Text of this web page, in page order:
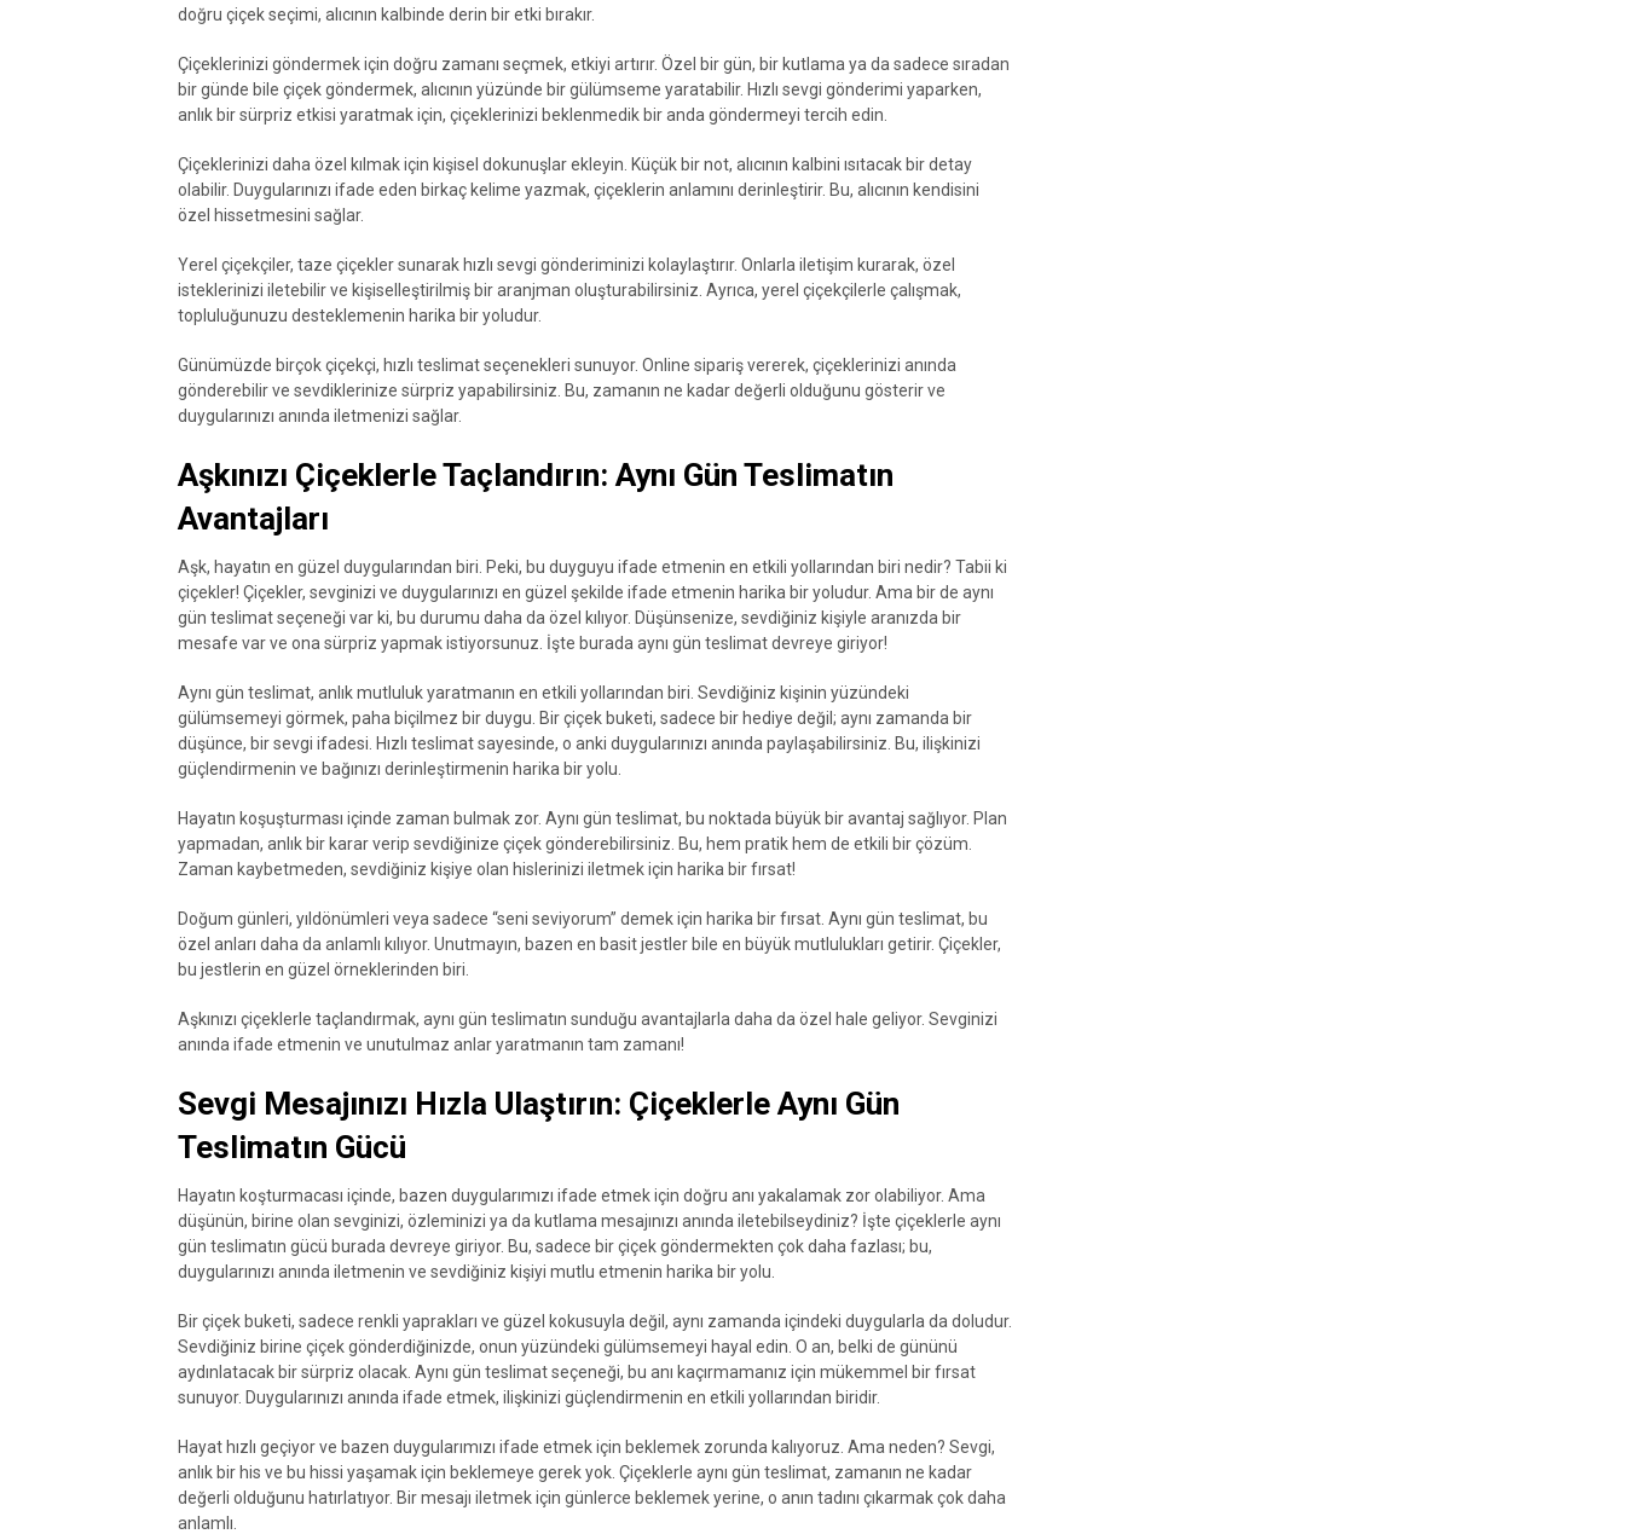
doğru çiçek seçimi, alıcının kalbinde derin bir etki bırakır.
Çiçeklerinizi göndermek için doğru zamanı seçmek, etkiyi artırır. Özel bir gün, bir kutlama ya da sadece sıradan
bir günde bile çiçek göndermek, alıcının yüzünde bir gülümseme yaratabilir. Hızlı sevgi gönderimi yaparken,
anlık bir sürpriz etkisi yaratmak için, çiçeklerinizi beklenmedik bir anda göndermeyi tercih edin.
Çiçeklerinizi daha özel kılmak için kişisel dokunuşlar ekleyin. Küçük bir not, alıcının kalbini ısıtacak bir detay
olabilir. Duygularınızı ifade eden birkaç kelime yazmak, çiçeklerin anlamını derinleştirir. Bu, alıcının kendisini
özel hissetmesini sağlar.
Yerel çiçekçiler, taze çiçekler sunarak hızlı sevgi gönderiminizi kolaylaştırır. Onlarla iletişim kurarak, özel
isteklerinizi iletebilir ve kişiselleştirilmiş bir aranjman oluşturabilirsiniz. Ayrıca, yerel çiçekçilerle çalışmak,
topluluğunuzu desteklemenin harika bir yoludur.
Günümüzde birçok çiçekçi, hızlı teslimat seçenekleri sunuyor. Online sipariş vererek, çiçeklerinizi anında
gönderebilir ve sevdiklerinize sürpriz yapabilirsiniz. Bu, zamanın ne kadar değerli olduğunu gösterir ve
duygularınızı anında iletmenizi sağlar.
Aşkınızı Çiçeklerle Taçlandırın: Aynı Gün Teslimatın
Avantajları
Aşk, hayatın en güzel duygularından biri. Peki, bu duyguyu ifade etmenin en etkili yollarından biri nedir? Tabii ki
çiçekler! Çiçekler, sevginizi ve duygularınızı en güzel şekilde ifade etmenin harika bir yoludur. Ama bir de aynı
gün teslimat seçeneği var ki, bu durumu daha da özel kılıyor. Düşünsenize, sevdiğiniz kişiyle aranızda bir
mesafe var ve ona sürpriz yapmak istiyorsunuz. İşte burada aynı gün teslimat devreye giriyor!
Aynı gün teslimat, anlık mutluluk yaratmanın en etkili yollarından biri. Sevdiğiniz kişinin yüzündeki
gülümsemeyi görmek, paha biçilmez bir duygu. Bir çiçek buketi, sadece bir hediye değil; aynı zamanda bir
düşünce, bir sevgi ifadesi. Hızlı teslimat sayesinde, o anki duygularınızı anında paylaşabilirsiniz. Bu, ilişkinizi
güçlendirmenin ve bağınızı derinleştirmenin harika bir yolu.
Hayatın koşuşturması içinde zaman bulmak zor. Aynı gün teslimat, bu noktada büyük bir avantaj sağlıyor. Plan
yapmadan, anlık bir karar verip sevdiğinize çiçek gönderebilirsiniz. Bu, hem pratik hem de etkili bir çözüm.
Zaman kaybetmeden, sevdiğiniz kişiye olan hislerinizi iletmek için harika bir fırsat!
Doğum günleri, yıldönümleri veya sadece “seni seviyorum” demek için harika bir fırsat. Aynı gün teslimat, bu
özel anları daha da anlamlı kılıyor. Unutmayın, bazen en basit jestler bile en büyük mutlulukları getirir. Çiçekler,
bu jestlerin en güzel örneklerinden biri.
Aşkınızı çiçeklerle taçlandırmak, aynı gün teslimatın sunduğu avantajlarla daha da özel hale geliyor. Sevginizi
anında ifade etmenin ve unutulmaz anlar yaratmanın tam zamanı!
Sevgi Mesajınızı Hızla Ulaştırın: Çiçeklerle Aynı Gün
Teslimatın Gücü
Hayatın koşturmacası içinde, bazen duygularımızı ifade etmek için doğru anı yakalamak zor olabiliyor. Ama
düşünün, birine olan sevginizi, özleminizi ya da kutlama mesajınızı anında iletebilseydiniz? İşte çiçeklerle aynı
gün teslimatın gücü burada devreye giriyor. Bu, sadece bir çiçek göndermekten çok daha fazlası; bu,
duygularınızı anında iletmenin ve sevdiğiniz kişiyi mutlu etmenin harika bir yolu.
Bir çiçek buketi, sadece renkli yaprakları ve güzel kokusuyla değil, aynı zamanda içindeki duygularla da doludur.
Sevdiğiniz birine çiçek gönderdiğinizde, onun yüzündeki gülümsemeyi hayal edin. O an, belki de gününü
aydınlatacak bir sürpriz olacak. Aynı gün teslimat seçeneği, bu anı kaçırmamanız için mükemmel bir fırsat
sunuyor. Duygularınızı anında ifade etmek, ilişkinizi güçlendirmenin en etkili yollarından biridir.
Hayat hızlı geçiyor ve bazen duygularımızı ifade etmek için beklemek zorunda kalıyoruz. Ama neden? Sevgi,
anlık bir his ve bu hissi yaşamak için beklemeye gerek yok. Çiçeklerle aynı gün teslimat, zamanın ne kadar
değerli olduğunu hatırlatıyor. Bir mesajı iletmek için günlerce beklemek yerine, o anın tadını çıkarmak çok daha
anlamlı.